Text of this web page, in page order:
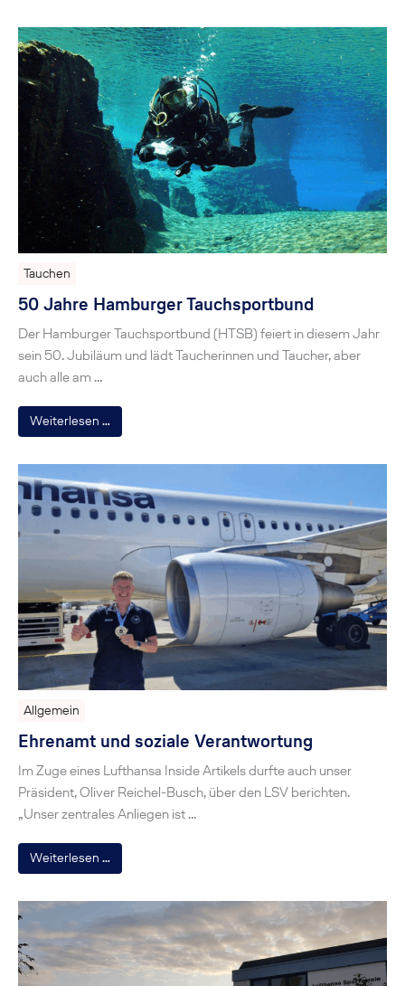
Tauchen
50 Jahre Hamburger Tauchsportbund
Der Hamburger Tauchsportbund (HTSB) feiert in diesem Jahr
sein 50. Jubiläum und lädt Taucherinnen und Taucher, aber
auch alle am …
Weiterlesen …
Allgemein
Ehrenamt und soziale Verantwortung
Im Zuge eines Lufthansa Inside Artikels durfte auch unser
Präsident, Oliver Reichel-Busch, über den LSV berichten.
„Unser zentrales Anliegen ist …
Weiterlesen …